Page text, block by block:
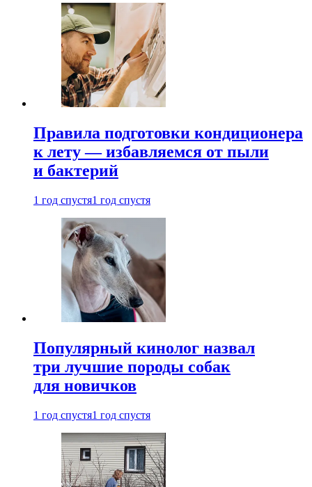
Правила подготовки кондиционера
к лету — избавляемся от пыли
и бактерий
1 год спустя1 год спустя
Популярный кинолог назвал
три лучшие породы собак
для новичков
1 год спустя1 год спустя